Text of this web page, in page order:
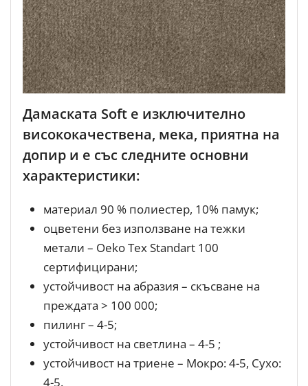
Дамаската Soft е изключително
висококачествена, мека, приятна на
допир и е със следните основни
характеристики:
материал 90 % полиестер, 10% памук;
оцветени без използване на тежки
метали – Oeko Tex Standart 100
сертифицирани;
устойчивост на абразия – скъсване на
преждата > 100 000;
пилинг – 4-5;
устойчивост на светлина – 4-5 ;
устойчивост на триене – Мокро: 4-5, Сухо:
4-5.